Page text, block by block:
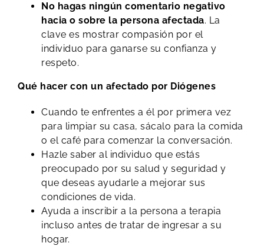
No hagas ningún comentario negativo
hacia o sobre la persona afectada. La
clave es mostrar compasión por el
individuo para ganarse su confianza y
respeto.
Qué hacer con un afectado por Diógenes
Cuando te enfrentes a él por primera vez
para limpiar su casa, sácalo para la comida
o el café para comenzar la conversación.
Hazle saber al individuo que estás
preocupado por su salud y seguridad y
que deseas ayudarle a mejorar sus
condiciones de vida.
Ayuda a inscribir a la persona a terapia
incluso antes de tratar de ingresar a su
hogar.